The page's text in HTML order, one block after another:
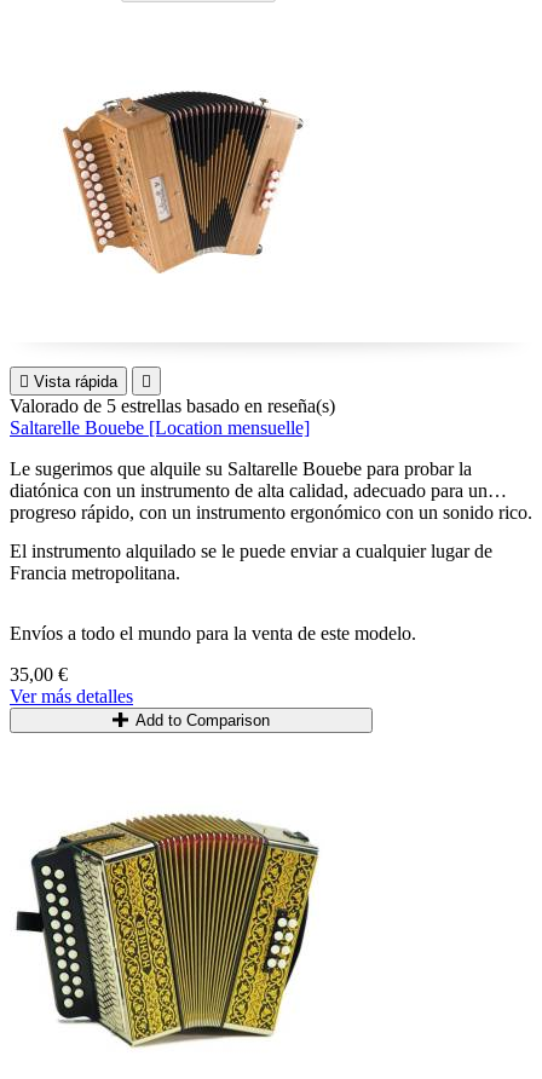
 Vista rápida 
Valorado de 5 estrellas basado en reseña(s)
Saltarelle Bouebe [Location mensuelle]
Le sugerimos que alquile su Saltarelle Bouebe para probar la
diatónica con un instrumento de alta calidad, adecuado para un
progreso rápido, con un instrumento ergonómico con un sonido rico.
El instrumento alquilado se le puede enviar a cualquier lugar de
Francia metropolitana.
Envíos a todo el mundo para la venta de este modelo.
35,00 €
Ver más detalles
Add to Comparison